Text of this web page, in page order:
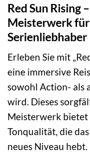
Red Sun Rising
Meisterwerk
Serienliebhaber
Erleben Sie mit
eine immersive
sowohl Action- als
wird. Dieses
Meisterwerk bietet
Tonqualität, die
neues Niveau